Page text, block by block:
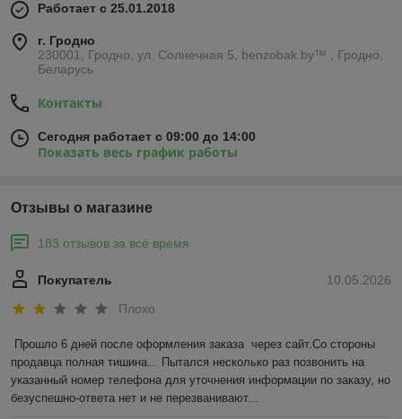
Работает с 25.01.2018
г. Гродно
230001, Гродно, ул. Солнечная 5, benzobak.by™ , Гродно,
Беларусь
Контакты
Сегодня работает с 09:00 до 14:00
Показать весь график работы
Отзывы о магазине
183 отзывов за всё время
10.05.2026
Покупатель
Плохо
Прошло 6 дней после оформления заказа  через сайт.Со стороны
продавца полная тишина... Пытался несколько раз позвонить на
указанный номер телефона для уточнения информации по заказу, но
безуспешно-ответа нет и не перезванивают...